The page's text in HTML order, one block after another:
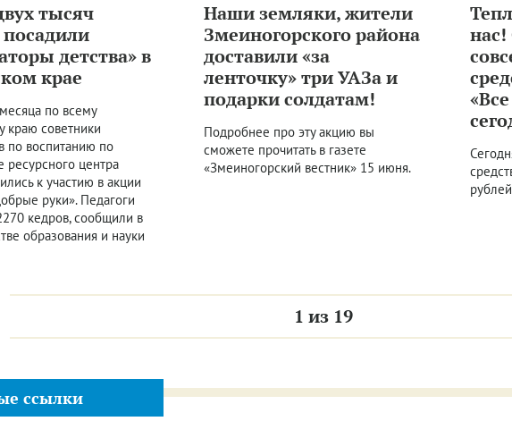
тысяч
детства» в
крае
по всему
краю советники
по воспитанию по
ресурсного центра
к участию в акции
руки». Педагоги
кедров, сообщили в
образования и науки
Наши земляки, жители
Змеиногорского района
доставили «за
ленточку» три УАЗа и
подарки солдатам!
Подробнее про эту акцию вы
сможете прочитать в газете
«Змеиногорский вестник» 15 июня.
нас!
1 из 19
ссылки